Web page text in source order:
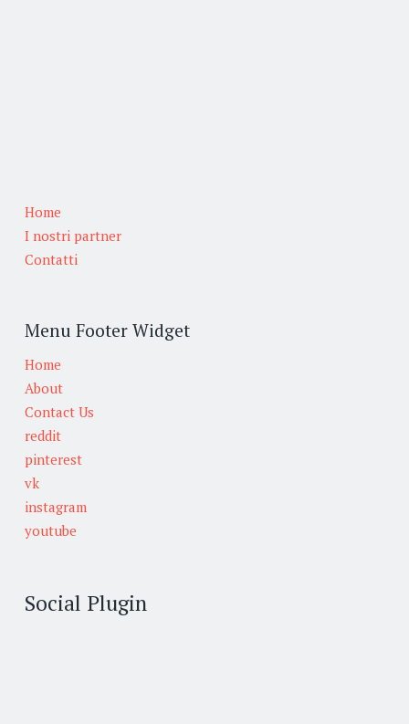
Home
I nostri partner
Contatti
Menu Footer Widget
Home
About
Contact Us
reddit
pinterest
vk
instagram
youtube
Social Plugin